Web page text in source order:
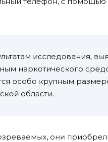
исследования,
наркотического
особо крупным
области.
они